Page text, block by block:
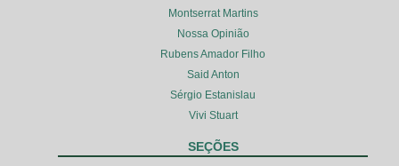
Montserrat Martins
Nossa Opinião
Rubens Amador Filho
Said Anton
Sérgio Estanislau
Vivi Stuart
SEÇÕES